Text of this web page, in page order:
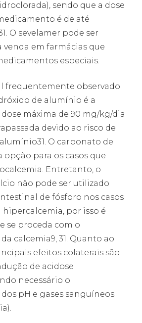
sendo que a dose
é de até
O sevelamer pode ser
em farmácias que
especiais.
frequentemente observado
de alumínio é a
máxima de 90 mg/kg/dia
devido ao risco de
O carbonato de
opção para os casos que
Entretanto, o
não pode ser utilizado
de fósforo nos casos
por isso é
se proceda com o
calcemia9, 31. Quanto ao
efeitos colaterais são
de acidose
necessário o
pH e gases sanguíneos